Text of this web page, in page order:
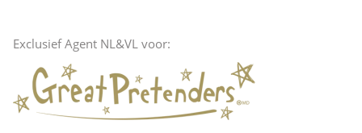
Exclusief Agent NL&VL voor: